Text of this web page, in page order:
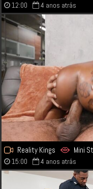
12:00 4 anos atrás
Reality Kings Mini
15:00 4 anos atrás